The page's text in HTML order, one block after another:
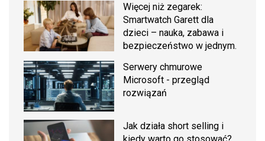
Więcej niż zegarek:
Smartwatch Garett dla
dzieci – nauka, zabawa i
bezpieczeństwo w jednym.
Serwery chmurowe
Microsoft - przegląd
rozwiązań
Jak działa short selling i